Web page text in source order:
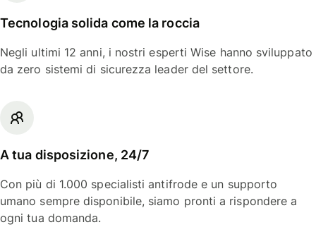
Tecnologia solida come la roccia
Negli ultimi 12 anni, i nostri esperti Wise hanno sviluppato
da zero sistemi di sicurezza leader del settore.
A tua disposizione, 24/7
Con più di 1.000 specialisti antifrode e un supporto
umano sempre disponibile, siamo pronti a rispondere a
ogni tua domanda.